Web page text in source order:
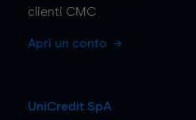
clienti CMC
Apri un conto
UniCredit SpA